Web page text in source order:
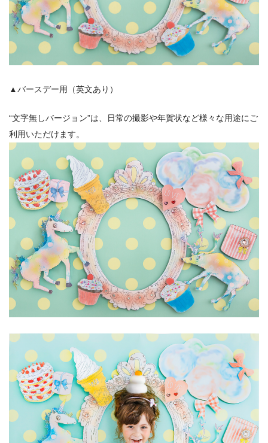
▲バースデー用（英文あり）
“文字無しバージョン”は、日常の撮影や年賀状など様々な用途にご
利用いただけます。